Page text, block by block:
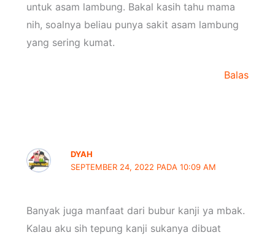
untuk asam lambung. Bakal kasih tahu mama
nih, soalnya beliau punya sakit asam lambung
yang sering kumat.
Balas
DYAH
SEPTEMBER 24, 2022 PADA 10:09 AM
Banyak juga manfaat dari bubur kanji ya mbak.
Kalau aku sih tepung kanji sukanya dibuat